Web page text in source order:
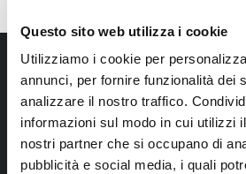
Questo sito web utilizza i cookie
Utilizziamo i cookie per
annunci, per fornire funzionalità dei
analizzare il nostro traffico.
informazioni sul modo in cui utilizzi
nostri partner che si occupano di
pubblicità e social media, i quali
Iscriviti alla
Ricevi subito uno sconto del 10% per il